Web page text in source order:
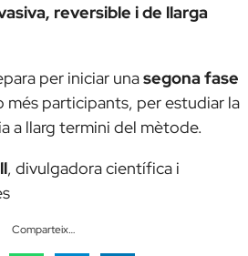
reversible i de llarga
per iniciar unasegona fase
més participants, per estudiar la
a llarg termini del mètode.
, divulgadora científica i
Comparteix…